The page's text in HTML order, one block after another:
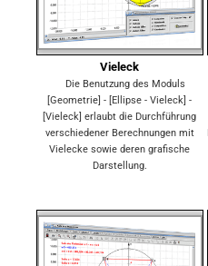
Vieleck
Die Benutzung des Moduls
[Geometrie] - [Ellipse - Vieleck] -
[Vieleck] erlaubt die Durchführung
verschiedener Berechnungen mit
Vielecke sowie deren grafische
Darstellung.